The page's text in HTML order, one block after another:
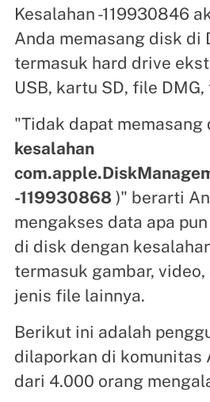
Kesalahan -119930846
Anda memasang disk di
termasuk hard drive
USB, kartu SD, file
"Tidak dapat memasang
kesalahan
-119930868)" berarti
mengakses data apa
di disk dengan
termasuk gambar,
jenis file lainnya.
Berikut ini adalah
dilaporkan di komunitas
dari 4.000 orang